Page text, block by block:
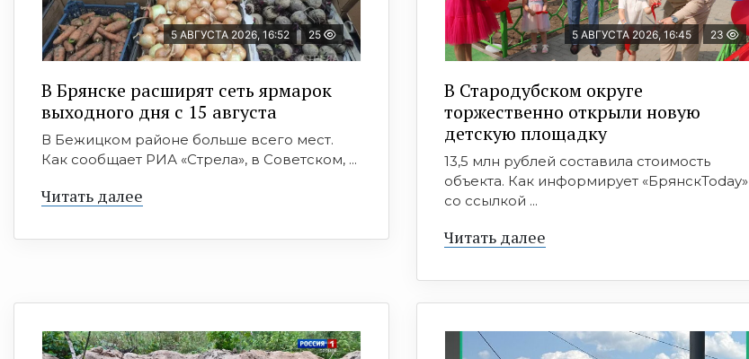
5 АВГУСТА 2026, 16:52 25
В Брянске расширят сеть ярмарок
выходного дня с 15 августа
В Бежицком районе больше всего мест.
Как сообщает РИА «Стрела», в Советском, ...
Читать далее
5 АВГУСТА 2026, 16:45 23
В Стародубском округе
торжественно открыли новую
детскую площадку
13,5 млн рублей составила стоимость
объекта. Как информирует «БрянскToday»
со ссылкой ...
Читать далее